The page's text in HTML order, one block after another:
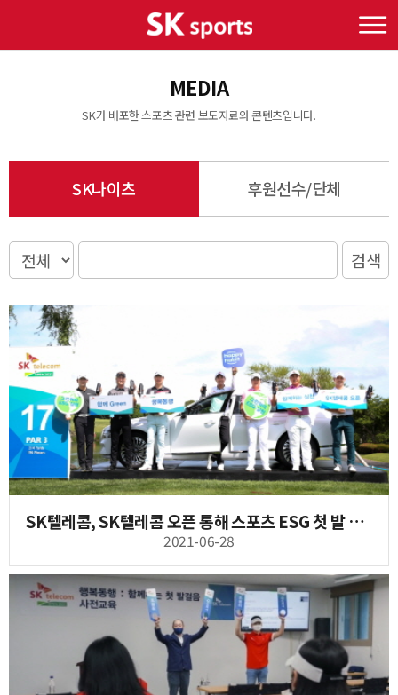
MEDIA
SK가 배포한 스포츠 관련 보도자료와 콘텐츠입니다.
SK나이츠 후원선수/단체
SK텔레콤, SK텔레콤 오픈 통해 스포츠 ESG 첫 발 내딛는다
2021-06-28